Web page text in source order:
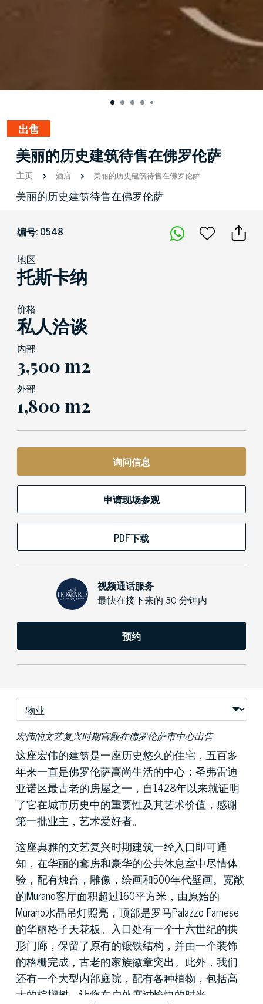
出售
美丽的历史建筑待售在佛罗伦萨
主页 酒店 美丽的历史建筑待售在佛罗伦萨
美丽的历史建筑待售在佛罗伦萨
编号: 0548
地区
托斯卡纳
价格
私人洽谈
内部
3,500 m2
外部
1,800 m2
询问信息
申请现场参观
PDF下载
视频通话服务
最快在接下来的 30 分钟内
预约
宏伟的文艺复兴时期宫殿在佛罗伦萨市中心出售
这座宏伟的建筑是一座历史悠久的住宅，五百多
年来一直是佛罗伦萨高尚生活的中心：圣弗雷迪
亚诺区最古老的房屋之一，自1428年以来就证明
了它在城市历史中的重要性及其艺术价值，感谢
第一批业主，艺术爱好者。
这座典雅的文艺复兴时期建筑一经入口即可通
知，在华丽的套房和豪华的公共休息室中尽情体
验，配有烛台，雕像，绘画和500年代壁画。宽敞
的Murano客厅面积超过160平方米，由原始的
Murano水晶吊灯照亮，顶部是罗马Palazzo Farnese
的华丽格子天花板。入口处有一个十六世纪的拱
形门廊，保留了原有的锻铁结构，并由一个装饰
的格栅完成，古老的家族徽章突出。此外，我们
还有一个大型内部庭院，配有各种植物，包括高
大的棕榈树，让您在户外度过愉快的时光。